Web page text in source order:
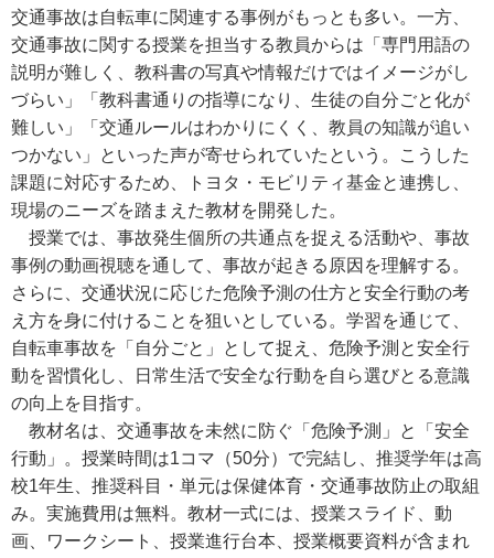
交通事故は自転車に関連する事例がもっとも多い。一方、
交通事故に関する授業を担当する教員からは「専門用語の
説明が難しく、教科書の写真や情報だけではイメージがし
づらい」「教科書通りの指導になり、生徒の自分ごと化が
難しい」「交通ルールはわかりにくく、教員の知識が追い
つかない」といった声が寄せられていたという。こうした
課題に対応するため、トヨタ・モビリティ基金と連携し、
現場のニーズを踏まえた教材を開発した。
授業では、事故発生個所の共通点を捉える活動や、事故
事例の動画視聴を通して、事故が起きる原因を理解する。
さらに、交通状況に応じた危険予測の仕方と安全行動の考
え方を身に付けることを狙いとしている。学習を通じて、
自転車事故を「自分ごと」として捉え、危険予測と安全行
動を習慣化し、日常生活で安全な行動を自ら選びとる意識
の向上を目指す。
教材名は、交通事故を未然に防ぐ「危険予測」と「安全
行動」。授業時間は1コマ（50分）で完結し、推奨学年は高
校1年生、推奨科目・単元は保健体育・交通事故防止の取組
み。実施費用は無料。教材一式には、授業スライド、動
画、ワークシート、授業進行台本、授業概要資料が含まれ